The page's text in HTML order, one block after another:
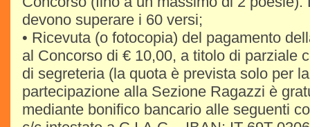
devono superare i 60 versi;
• Ricevuta (o fotocopia) del pagamento
al Concorso di € 10,00, a titolo di parziale
di segreteria (la quota è prevista solo per
partecipazione alla Sezione Ragazzi è
mediante bonifico bancario alle seguenti